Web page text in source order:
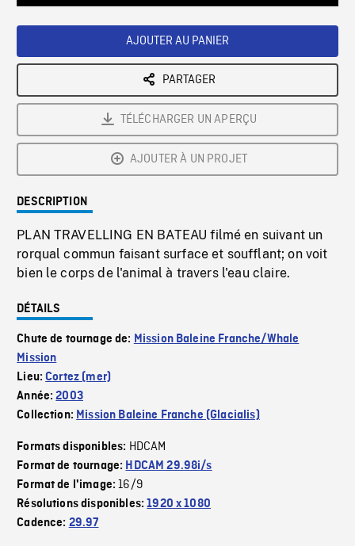
AJOUTER AU PANIER
PARTAGER
TÉLÉCHARGER UN APERÇU
AJOUTER À UN PROJET
DESCRIPTION
PLAN TRAVELLING EN BATEAU filmé en suivant un
rorqual commun faisant surface et soufflant; on voit
bien le corps de l'animal à travers l'eau claire.
DÉTAILS
Chute de tournage de: Mission Baleine Franche/Whale
Mission
Lieu:Cortez (mer)
Année:2003
Collection: Mission Baleine Franche (Glacialis)
Formats disponibles: HDCAM
Format de tournage: HDCAM 29.98i/s
Format de l'image:16/9
Résolutions disponibles:1920 x 1080
Cadence: 29.97